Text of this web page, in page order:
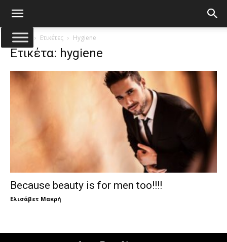
Αρχική Ετικέτες Hygiene
Ετικέτα: hygiene
Because beauty is for men too!!!!
Ελισάβετ Μακρή